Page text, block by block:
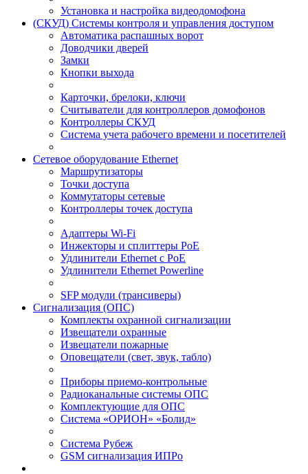
Установка и настройка видеодомофона
(СКУД) Системы контроля и управления доступом
Автоматика распашных ворот
Доводчики дверей
Замки
Кнопки выхода
Карточки, брелоки, ключи
Считыватели для контроллеров домофонов
Контроллеры СКУД
Система учета рабочего времени и посетителей
Сетевое оборудование Ethernet
Маршрутизаторы
Точки доступа
Коммутаторы сетевые
Контроллеры точек доступа
Адаптеры Wi-Fi
Инжекторы и сплиттеры РоЕ
Удлинители Ethernet с PoE
Удлинители Ethernet Powerline
SFP модули (трансиверы)
Сигнализация (ОПС)
Комплекты охранной сигнализации
Извещатели охранные
Извещатели пожарные
Оповещатели (свет, звук, табло)
Приборы приемо-контрольные
Радиоканальные системы ОПС
Комплектующие для ОПС
Система «ОРИОН» «Болид»
Система Рубеж
GSM сигнализация ИПРо